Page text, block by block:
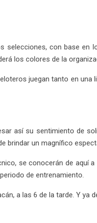
selecciones, con base
los colores de la
juegan tanto en
así su sentimiento de
brindar un magnífico
se conocerán de aquí
de entrenamiento.
a las 6 de la tarde. Y